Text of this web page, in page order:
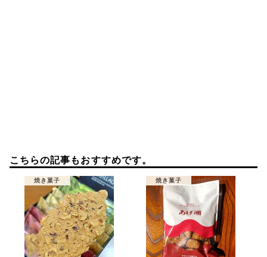
こちらの記事もおすすめです。
焼き菓子 焼き菓子